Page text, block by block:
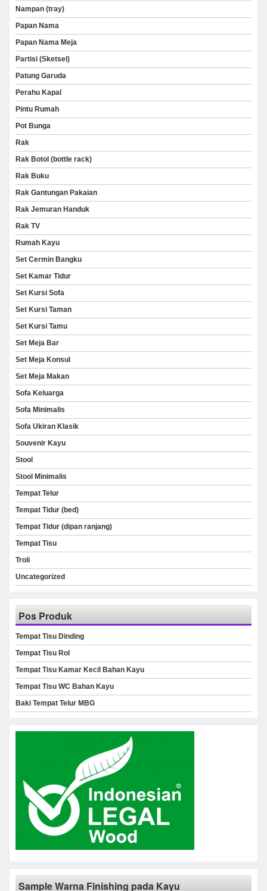
Nampan (tray)
Papan Nama
Papan Nama Meja
Partisi (Sketsel)
Patung Garuda
Perahu Kapal
Pintu Rumah
Pot Bunga
Rak
Rak Botol (bottle rack)
Rak Buku
Rak Gantungan Pakaian
Rak Jemuran Handuk
Rak TV
Rumah Kayu
Set Cermin Bangku
Set Kamar Tidur
Set Kursi Sofa
Set Kursi Taman
Set Kursi Tamu
Set Meja Bar
Set Meja Konsul
Set Meja Makan
Sofa Keluarga
Sofa Minimalis
Sofa Ukiran Klasik
Souvenir Kayu
Stool
Stool Minimalis
Tempat Telur
Tempat Tidur (bed)
Tempat Tidur (dipan ranjang)
Tempat Tisu
Troli
Uncategorized
Pos Produk
Tempat Tisu Dinding
Tempat Tisu Rol
Tempat Tisu Kamar Kecil Bahan Kayu
Tempat Tisu WC Bahan Kayu
Baki Tempat Telur MBG
Sample Warna Finishing pada Kayu